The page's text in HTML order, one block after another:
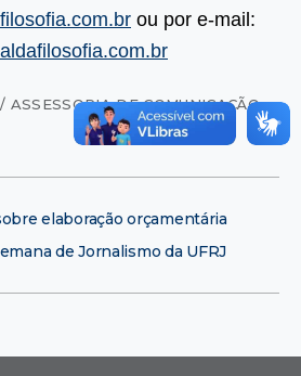
ou por e-mail:
ASSESSORIA DE COMUNICAÇÃO
elaboração orçamentária
de Jornalismo da UFRJ